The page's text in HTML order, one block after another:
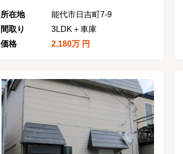
所在地
能代市日吉町7-9
間取り
3LDK＋車庫
価格
2,180万 円